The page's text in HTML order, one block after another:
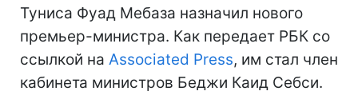
Туниса Фуад Мебаза назначил нового
премьер-министра. Как передает РБК со
ссылкой на Associated Press, им стал член
кабинета министров Беджи Каид Себси.